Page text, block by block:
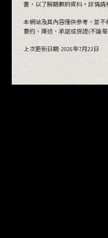
書，以了解期數的資料。詳情請
本網站及其內容僅供參考，並
要約、陳述、承諾或保證(不論是
上次更新日期:2026年7月23日